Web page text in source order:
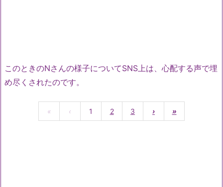
このときのNさんの様子についてSNS上は、心配する声で埋
め尽くされたのです。
« ‹ 1 2 3 › »